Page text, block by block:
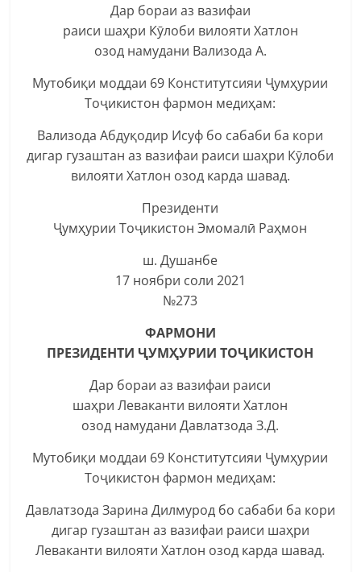
Дар бораи аз вазифаи
раиси шаҳри Кӯлоби вилояти Хатлон
озод намудани Вализода А.
Мутобиқи моддаи 69 Конститутсияи Ҷумҳурии
Тоҷикистон фармон медиҳам:
Вализода Абдуқодир Исуф бо сабаби ба кори
дигар гузаштан аз вазифаи раиси шаҳри Кӯлоби
вилояти Хатлон озод карда шавад.
Президенти
Ҷумҳурии Тоҷикистон Эмомалӣ Раҳмон
ш. Душанбе
17 ноябри соли 2021
№273
ФАРМОНИ
ПРЕЗИДЕНТИ ҶУМҲУРИИ ТОҶИКИСТОН
Дар бораи аз вазифаи раиси
шаҳри Леваканти вилояти Хатлон
озод намудани Давлатзода З.Д.
Мутобиқи моддаи 69 Конститутсияи Ҷумҳурии
Тоҷикистон фармон медиҳам:
Давлатзода Зарина Дилмурод бо сабаби ба кори
дигар гузаштан аз вазифаи раиси шаҳри
Леваканти вилояти Хатлон озод карда шавад.